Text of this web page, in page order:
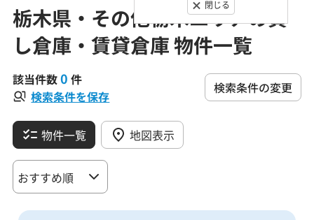
閉じる
栃木県・その他栃木エリアの貸
し倉庫・賃貸倉庫 物件一覧
該当件数0 件
検索条件を保存
検索条件の変更
物件一覧 地図表示